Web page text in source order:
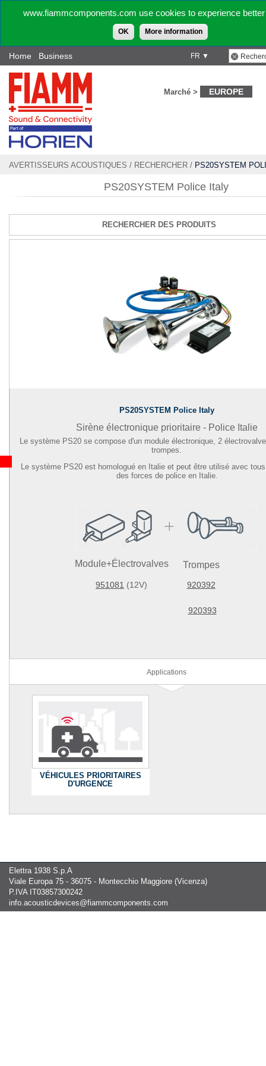
www.fiammcomponents.com use cookies to experience
OK More information
FR ▼
Home Business
Marché > EUROPE
AVERTISSEURS ACOUSTIQUES / RECHERCHER / PS20SYSTEM
PS20SYSTEM Police Italy
RECHERCHER DES PRODUITS
PS20SYSTEM Police Italy
Sirène électronique prioritaire - Police Italie
Le système PS20 se compose d'un module électronique, 2
trompes.
Le système PS20 est homologué en Italie et peut être utilisé avec
des forces de police en Italie.
Module+Électrovalves Trompes
951081 (12V) 920392
920393
Applications
VÉHICULES PRIORITAIRES
D'URGENCE
Elettra 1938 S.p.A
Viale Europa 75 - 36075 - Montecchio Maggiore (Vicenza)
P.IVA IT03857300242
info.acousticdevices@fiammcomponents.com